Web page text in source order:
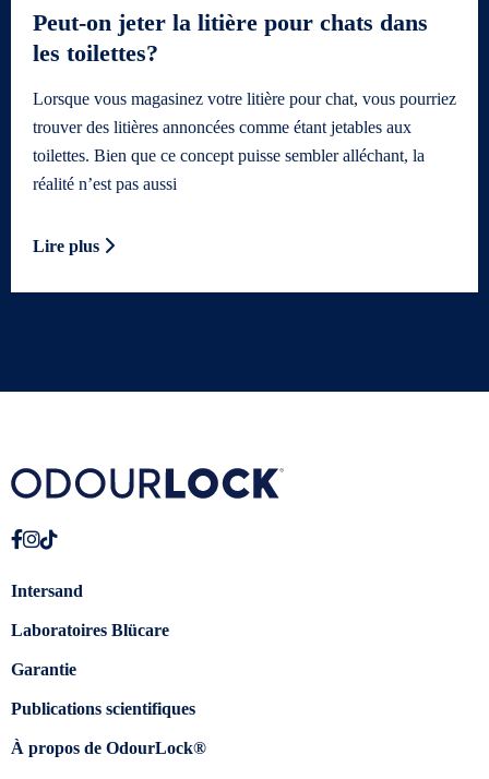
Peut-on jeter la litière pour chats dans
les toilettes?
Lorsque vous magasinez votre litière pour chat, vous pourriez
trouver des litières annoncées comme étant jetables aux
toilettes. Bien que ce concept puisse sembler alléchant, la
réalité n’est pas aussi
Lire plus
Intersand
Laboratoires Blücare
Garantie
Publications scientifiques
À propos de OdourLock®